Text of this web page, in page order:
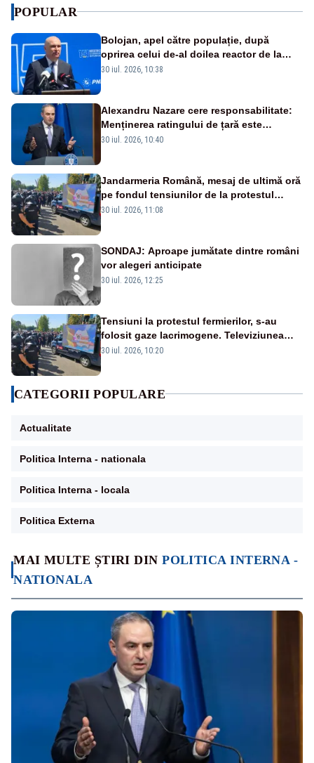
MAI MULTE ȘTIRI DINPOLITICA INTERNA -
NATIONALA
POPULAR
Bolojan, apel către populație, după
oprirea celui de-al doilea reactor de la
Cernavodă: „Să își reducă consumul în
30 iul. 2026, 10:38
Alexandru Nazare cere responsabilitate:
Menținerea ratingului de țară este
prioritatea numărul unu
30 iul. 2026, 10:40
Jandarmeria Română, mesaj de ultimă oră
pe fondul tensiunilor de la protestul
masiv al fermierilor - VIDEO
30 iul. 2026, 11:08
SONDAJ: Aproape jumătate dintre români
vor alegeri anticipate
30 iul. 2026, 12:25
Tensiuni la protestul fermierilor, s-au
folosit gaze lacrimogene. Televiziunea
Poporului face apel la calm – LIVE TEXT
30 iul. 2026, 10:20
CATEGORII POPULARE
Actualitate
Politica Interna - nationala
Politica Interna - locala
Politica Externa